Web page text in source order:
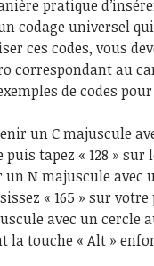
pratique
codage universel
ces codes, vous
correspondant au
de codes
un C majuscule
tapez « 128 » sur
N majuscule avec
« 165 » sur
avec un cercle
la touche « Alt »